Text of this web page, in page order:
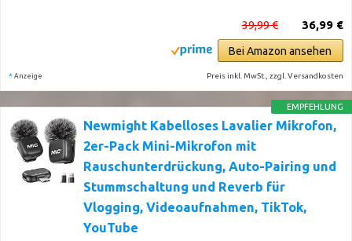
36,99 €
39,99 €
Bei Amazon ansehen
* Anzeige Preis inkl. MwSt., zzgl. Versandkosten
EMPFEHLUNG
Newmight Kabelloses Lavalier Mikrofon,
2er-Pack Mini-Mikrofon mit
Rauschunterdrückung, Auto-Pairing und
Stummschaltung und Reverb für
Vlogging, Videoaufnahmen, TikTok,
YouTube